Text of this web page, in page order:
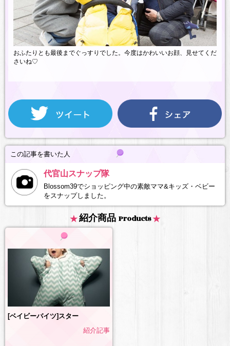
おふたりとも最後までぐっすりでした。今度はかわいいお顔、見せてくだ
さいね♡
この記事を書いた人
代官山スナップ隊
Blossom39でショッピング中の素敵ママ&キッズ・ベビー
をスナップしました。
紹介商品 Products
[ベイビーバイツ]スター
紹介記事